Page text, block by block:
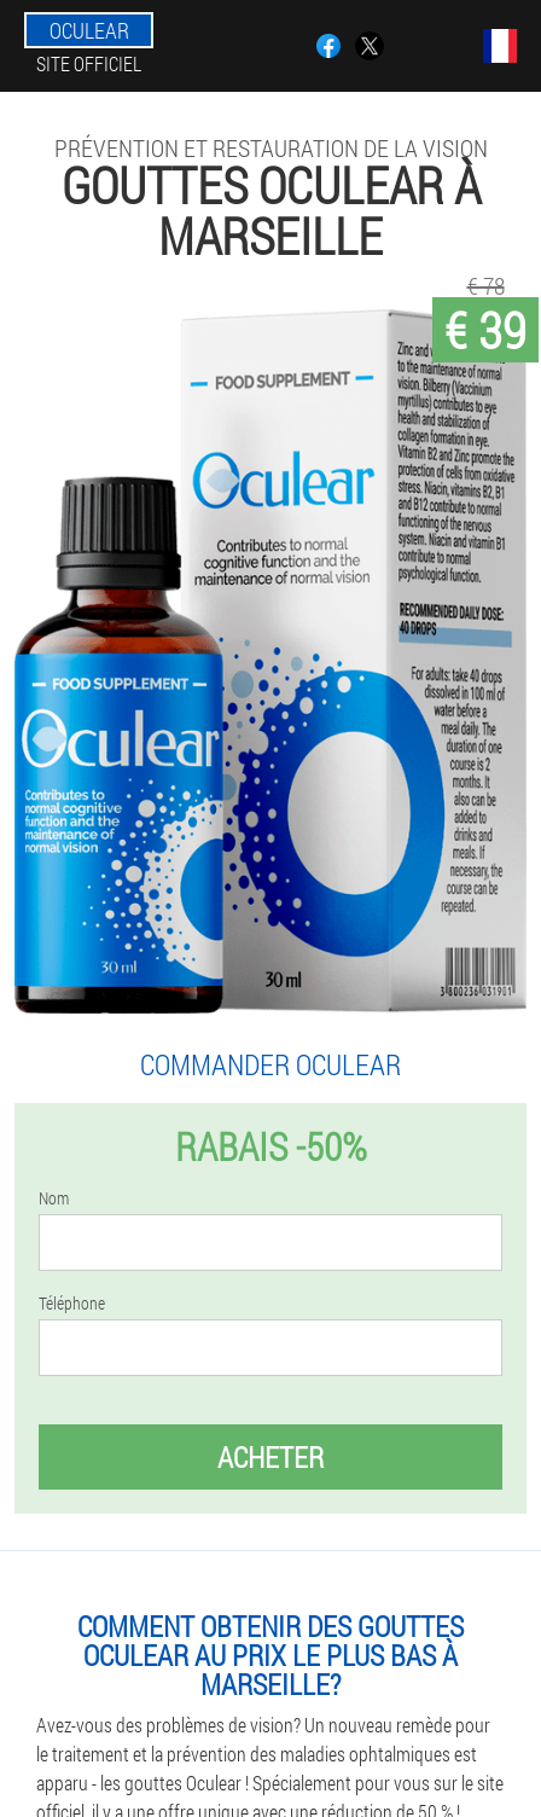
OCULEAR
SITE OFFICIEL
PRÉVENTION ET RESTAURATION DE LA VISION
GOUTTES OCULEAR À
MARSEILLE
€ 39
€ 78
COMMANDER OCULEAR
RABAIS -50%
Nom
Téléphone
ACHETER
COMMENT OBTENIR DES GOUTTES
OCULEAR AU PRIX LE PLUS BAS À
MARSEILLE?
Avez-vous des problèmes de vision? Un nouveau remède pour
le traitement et la prévention des maladies ophtalmiques est
apparu - les gouttes Oculear ! Spécialement pour vous sur le site
officiel, il y a une offre unique avec une réduction de 50 % !